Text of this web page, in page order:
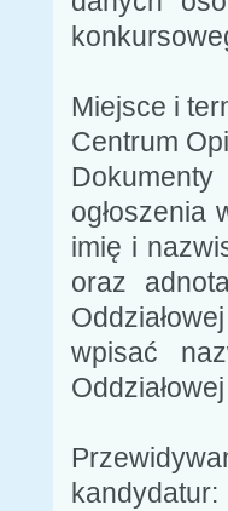
Miejsce i
Centrum
ogłoszenia
imię i
oraz
wpisać